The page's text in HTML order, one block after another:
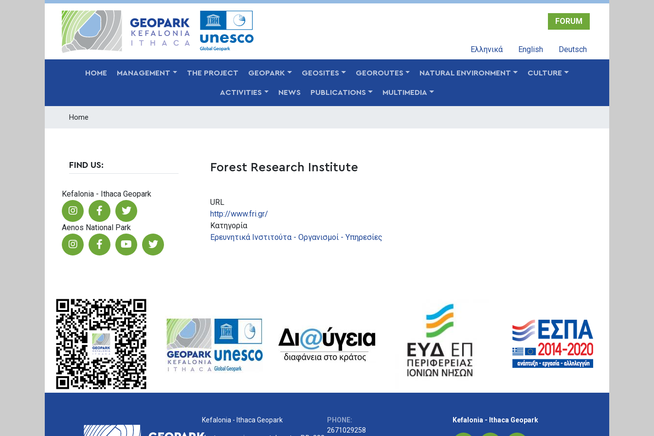
Skip
FORUM
Ελληνικά English Deutsch
HOME MANAGEMENT THE PROJECT GEOPARK GEOSITES GEOROUTES NATURAL ENVIRONMENT CULTURE
ACTIVITIES NEWS PUBLICATIONS MULTIMEDIA
Home
Forest Research Institute
URL
http://www.fri.gr/
Κατηγορία
Ερευνητικά Ινστιτούτα - Οργανισμοί - Υπηρεσίες
FIND US:
Kefalonia - Ithaca Geopark
Aenos National Park
Kefalonia - Ithaca Geopark
PHONE:
2671029258
Kefalonia - Ithaca Geopark